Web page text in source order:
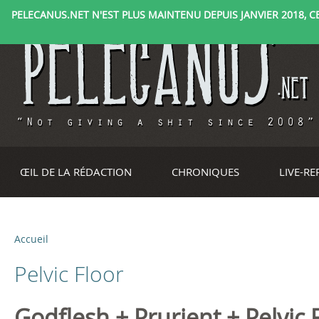
PELECANUS.NET N'EST PLUS MAINTENU DEPUIS JANVIER 2018,
ŒIL DE LA RÉDACTION CHRONIQUES LIVE-
V
o
u
Accueil
Pelvic Floor